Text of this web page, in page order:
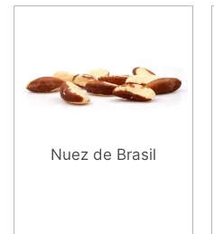
Nuez de Brasil